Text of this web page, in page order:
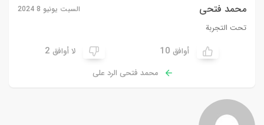
محمد فتحى السبت يونيو 8 2024
تحت التجربة
أوافق 10 لا أوافق 2
محمد فتحى الرد على